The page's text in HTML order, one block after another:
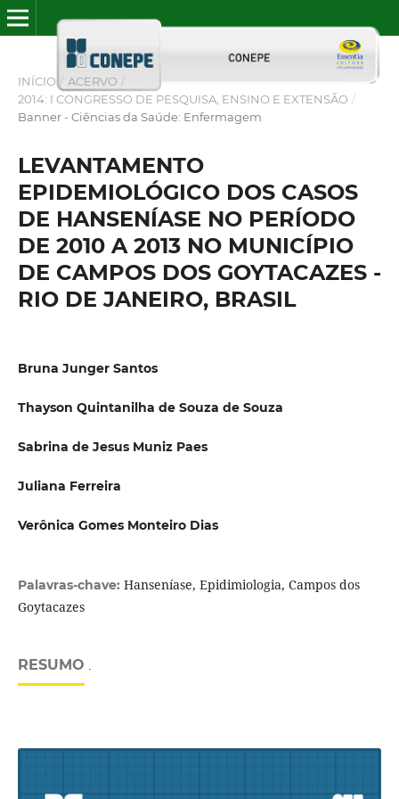
INÍCIO / ACERVO /
2014: I CONGRESSO DE PESQUISA, ENSINO E EXTENSÃO /
Banner - Ciências da Saúde: Enfermagem
LEVANTAMENTO
EPIDEMIOLÓGICO DOS CASOS
DE HANSENÍASE NO PERÍODO
DE 2010 A 2013 NO MUNICÍPIO
DE CAMPOS DOS GOYTACAZES -
RIO DE JANEIRO, BRASIL
Bruna Junger Santos
Thayson Quintanilha de Souza de Souza
Sabrina de Jesus Muniz Paes
Juliana Ferreira
Verônica Gomes Monteiro Dias
Palavras-chave: Hanseníase, Epidimiologia, Campos dos
Goytacazes
RESUMO .